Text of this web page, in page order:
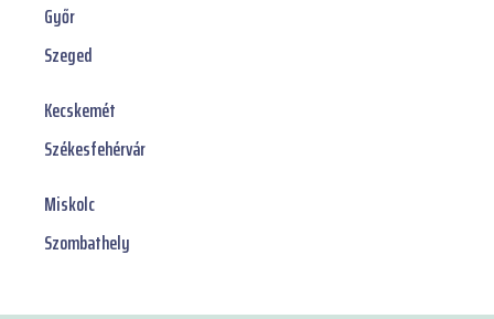
Győr
Szeged
Kecskemét
Székesfehérvár
Miskolc
Szombathely